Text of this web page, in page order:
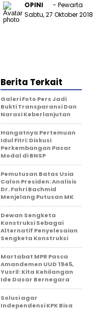
OPINI
- Pewarta
Sabtu, 27 Oktober 2018
Berita Terkait
Galeri Foto Pers Jadi
Bukti Transparansi Dan
Narasi Keberlanjutan
Hangatnya Pertemuan
Idul Fitri: Diskusi
Perkembangan Pasar
Modal di BNSP
Pemutusan Batas Usia
Calon Presiden: Analisis
Dr. Fahri Bachmid
Menjelang Putusan MK
Dewan Sengketa
Konstruksi Sebagai
Alternatif Penyelesaian
Sengketa Konstruksi
Martabat MPR Pasca
Amandemen UUD 1945,
Yusril: Kita Kehilangan
Ide Dasar Bernegara
Solusi agar
Independensi KPK Bisa